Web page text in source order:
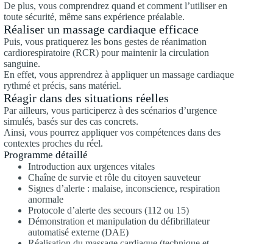
De plus, vous comprendrez quand et comment l’utiliser en
toute sécurité, même sans expérience préalable.
Réaliser un massage cardiaque efficace
Puis, vous pratiquerez les bons gestes de réanimation
cardiorespiratoire (RCR) pour maintenir la circulation
sanguine.
En effet, vous apprendrez à appliquer un massage cardiaque
rythmé et précis, sans matériel.
Réagir dans des situations réelles
Par ailleurs, vous participerez à des scénarios d’urgence
simulés, basés sur des cas concrets.
Ainsi, vous pourrez appliquer vos compétences dans des
contextes proches du réel.
Programme détaillé
Introduction aux urgences vitales
Chaîne de survie et rôle du citoyen sauveteur
Signes d’alerte : malaise, inconscience, respiration
anormale
Protocole d’alerte des secours (112 ou 15)
Démonstration et manipulation du défibrillateur
automatisé externe (DAE)